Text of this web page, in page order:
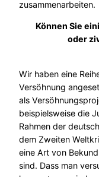
zusammenarbeiten.
Können Sie
oder
Wir haben eine
Versöhnung
als
beispielsweise die
Rahmen der
dem Zweiten
eine Art von
sind. Dass man